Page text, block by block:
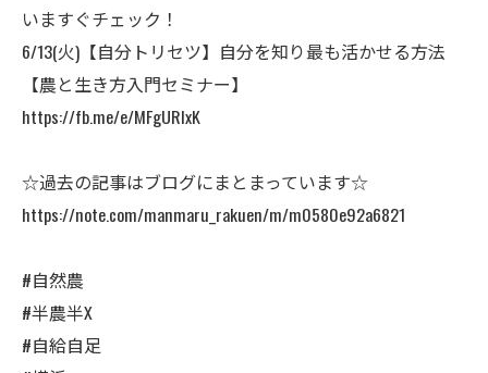
いますぐチェック！
6/13(火)ㅤ【自分トリセツ】自分を知り最も活かせる方法
【農と生き方入門セミナー】
https://fb.me/e/MFgURIxK
☆過去の記事はブログにまとまっています☆
https://note.com/manmaru_rakuen/m/m0580e92a6821
#自然農
#半農半X
#自給自足